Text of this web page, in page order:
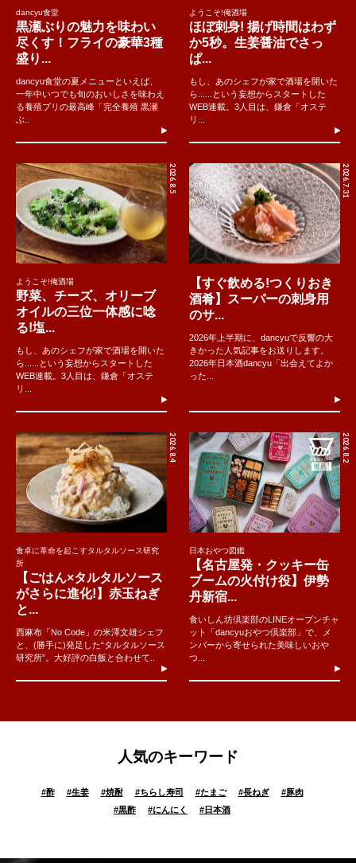
dancyu食堂
黒瀬ぶりの魅力を味わい
尽くす！フライの豪華3種
盛り...
dancyu食堂の夏メニューといえば、
一年中いつでも旬のおいしさを味わえ
る養殖ブリの最高峰「完全養殖 黒瀬
ぶ..
ようこそ!俺酒場
ほぼ刺身! 揚げ時間はわず
か5秒。生姜醤油でさっ
ぱ...
もし、あのシェフが家で酒場を開いた
ら......という妄想からスタートした
WEB連載。3人目は、鎌倉「オステ
リ...
2026.8.5
ようこそ!俺酒場
野菜、チーズ、オリーブ
オイルの三位一体感に唸
る!塩...
もし、あのシェフが家で酒場を開いた
ら......という妄想からスタートした
WEB連載。3人目は、鎌倉「オステ
リ...
2026.7.31
【すぐ飲める!つくりおき
酒肴】スーパーの刺身用
のサ...
2026年上半期に、dancyuで反響の大
きかった人気記事をお送りします。
2026年日本酒dancyu「出会えてよか
った...
2026.8.4
食卓に革命を起こすタルタルソース研究
所
【ごはん×タルタルソース
がさらに進化!】赤玉ねぎ
と...
西麻布「No Code」の米澤文雄シェフ
と、(勝手に)発足した“タルタルソース
研究所”。大好評の白飯と合わせて..
2026.8.2
日本おやつ図鑑
【名古屋発・クッキー缶
ブームの火付け役】伊勢
丹新宿...
食いしん坊倶楽部のLINEオープンチャ
ット「dancyuおやつ倶楽部」で、メ
ンバーから寄せられた美味しいおや
つ...
人気のキーワード
#酢 #生姜 #焼酎 #ちらし寿司 #たまご #長ねぎ #豚肉
#黒酢 #にんにく # 日本酒